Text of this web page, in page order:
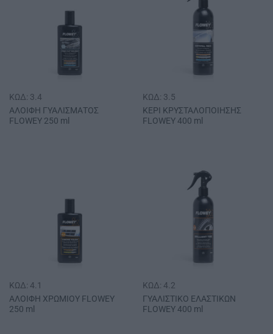
ΚΩΔ: 3.4
ΑΛΟΙΦΗ ΓΥΑΛΙΣΜΑΤΟΣ
FLOWEY 250 ml
ΚΩΔ: 3.5
ΚΕΡΙ ΚΡΥΣΤΑΛΟΠΟΙΗΣΗΣ
FLOWEY 400 ml
ΚΩΔ: 4.1
ΑΛΟΙΦΗ ΧΡΩΜΙΟΥ FLOWEY
250 ml
ΚΩΔ: 4.2
ΓΥΑΛΙΣΤΙΚΟ ΕΛΑΣΤΙΚΩΝ
FLOWEY 400 ml